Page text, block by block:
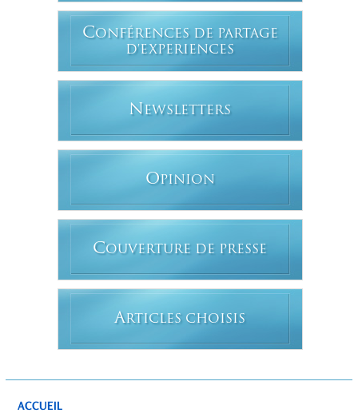
CONFÉRENCES DE PARTAGE
D'EXPERIENCES
N EWSLETTERS
OPINION
COUVERTURE DE PRESSE
ARTICLES CHOISIS
ACCUEIL